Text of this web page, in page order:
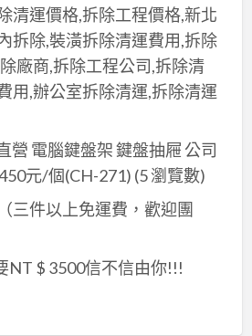
清運價格,拆除工程價格,新北
拆除,裝潢拆除清運費用,拆除
廠商,拆除工程公司,拆除清
用,辦公室拆除清運,拆除清運
營 電腦鍵盤架 鍵盤抽屜 公司
元/個(CH-271) (5 瀏覽數)
三件以上免運費，歡迎團
NT $ 3500信不信由你!!!